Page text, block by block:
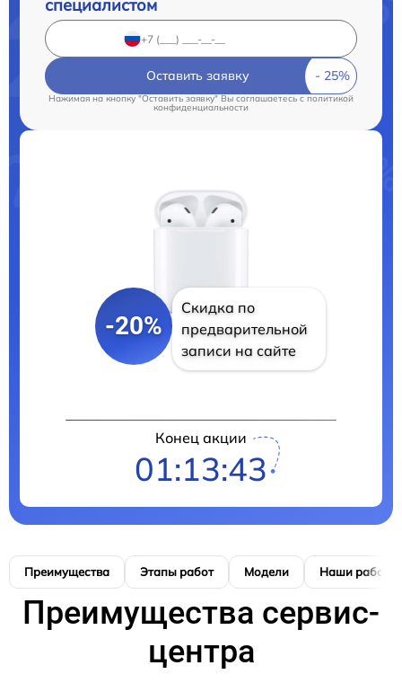
специалистом
Оставить заявку
Нажимая на кнопку "Оставить заявку" Вы соглашаетесь cполитикой
конфиденциальности
-20%
Скидка по
предварительной
записи на сайте
Конец акции
01:13:42
Преимущества Этапы работ Модели Наши работы
Преимущества сервис-
центра